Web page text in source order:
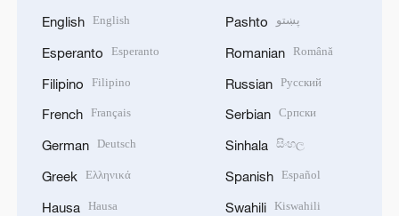
English English
Esperanto Esperanto
Filipino Filipino
French Français
German Deutsch
Greek Ελληνικά
Hausa Hausa
Pashto پښتو
Romanian Română
Russian Русский
Serbian Српски
Sinhala සිංහල
Spanish Español
Swahili Kiswahili